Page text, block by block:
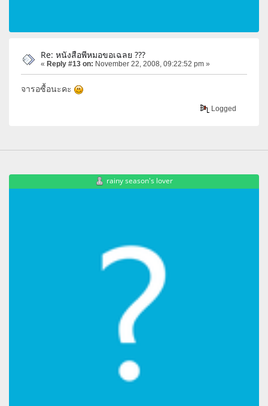
Re: หนังสือพีหมอขอเฉลย ???
« Reply #13 on: November 22, 2008, 09:22:52 pm »
จารอซื้อนะคะ
Logged
rainy season's lover